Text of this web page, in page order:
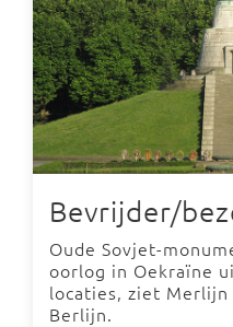
Bevrijder/
Oude Sovjet-
oorlog in Oekraïne
locaties, ziet Merlijn
Berlijn.